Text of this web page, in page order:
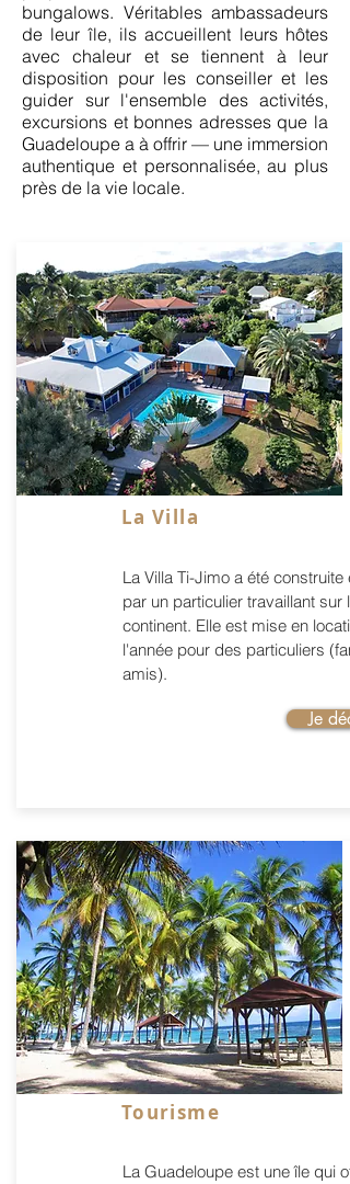
bungalows. Véritables ambassadeurs
de leur île, ils accueillent leurs hôtes
avec chaleur et se tiennent à leur
disposition pour les conseiller et les
guider sur l'ensemble des activités,
excursions et bonnes adresses que la
Guadeloupe a à offrir — une immersion
authentique et personnalisée, au plus
près de la vie locale.
La Villa
La Villa Ti-Jimo a été construite
par un particulier travaillant sur le
continent. Elle est mise en
l'année pour des particuliers
amis).
Je
Tourisme
La Guadeloupe est une île qui